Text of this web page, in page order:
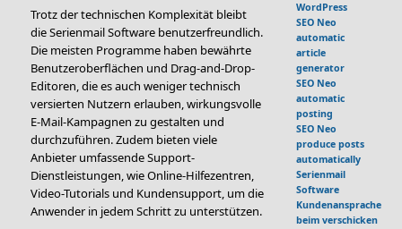
Trotz der technischen Komplexität bleibt
die Serienmail Software benutzerfreundlich.
Die meisten Programme haben bewährte
Benutzeroberflächen und Drag-and-Drop-
Editoren, die es auch weniger technisch
versierten Nutzern erlauben, wirkungsvolle
E-Mail-Kampagnen zu gestalten und
durchzuführen. Zudem bieten viele
Anbieter umfassende Support-
Dienstleistungen, wie Online-Hilfezentren,
Video-Tutorials und Kundensupport, um die
Anwender in jedem Schritt zu unterstützen.
WordPress
SEO Neo
automatic
article
generator
SEO Neo
automatic
posting
SEO Neo
produce posts
automatically
Serienmail
Software
Kundenansprache
beim verschicken